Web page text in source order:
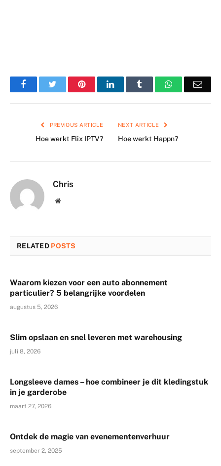
FacebookTwitter PinterestLinkedIn Tumblr WhatsApp
PREVIOUS ARTICLE
Hoe werkt Flix IPTV?
NEXT ARTICLE
Hoe werkt Happn?
Chris
Website
RELATED POSTS
Waarom kiezen voor een auto abonnement
particulier? 5 belangrijke voordelen
augustus 5, 2026
Slim opslaan en snel leveren met warehousing
juli 8, 2026
Longsleeve dames – hoe combineer je dit kledingstuk
in je garderobe
maart 27, 2026
Ontdek de magie van evenementenverhuur
september 2, 2025